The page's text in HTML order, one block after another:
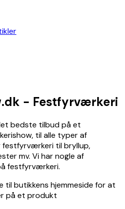
- Festfyrværkeri
bedste tilbud på et
til alle typer af
festfyrværkeri til bryllup,
mv. Vi har nogle af
festfyrværkeri.
til butikkens hjemmeside for at
på et produkt